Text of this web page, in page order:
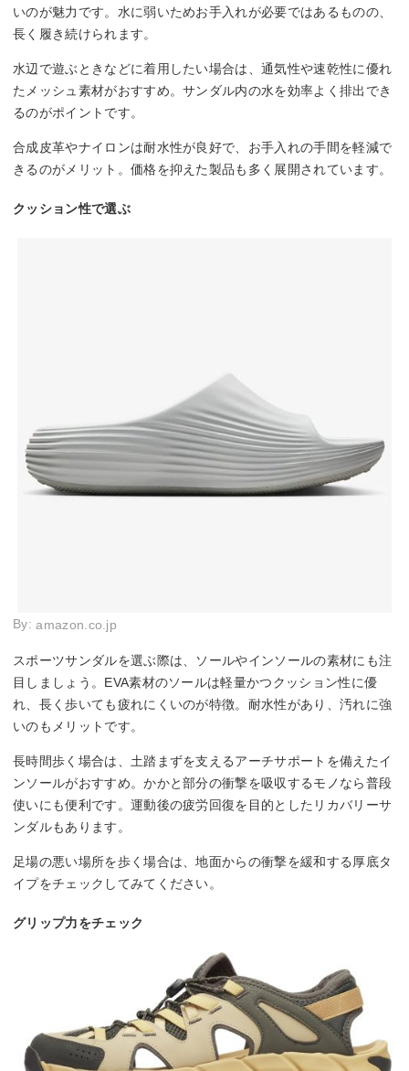
いのが魅力です。水に弱いためお手入れが必要ではあるものの、
長く履き続けられます。
水辺で遊ぶときなどに着用したい場合は、通気性や速乾性に優れ
たメッシュ素材がおすすめ。サンダル内の水を効率よく排出でき
るのがポイントです。
合成皮革やナイロンは耐水性が良好で、お手入れの手間を軽減で
きるのがメリット。価格を抑えた製品も多く展開されています。
クッション性で選ぶ
By:amazon.co.jp
スポーツサンダルを選ぶ際は、ソールやインソールの素材にも注
目しましょう。EVA素材のソールは軽量かつクッション性に優
れ、長く歩いても疲れにくいのが特徴。耐水性があり、汚れに強
いのもメリットです。
長時間歩く場合は、土踏まずを支えるアーチサポートを備えたイ
ンソールがおすすめ。かかと部分の衝撃を吸収するモノなら普段
使いにも便利です。運動後の疲労回復を目的としたリカバリーサ
ンダルもあります。
足場の悪い場所を歩く場合は、地面からの衝撃を緩和する厚底タ
イプをチェックしてみてください。
グリップ力をチェック